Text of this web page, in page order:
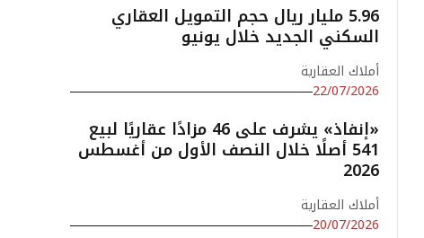
5.96 مليار ريال حجم التمويل العقاري
السكني الجديد خلال يونيو
أملاك العقارية
22/07/2026
«إنفاذ» يشرف على 46 مزادًا عقاريًا لبيع
541 أصلًا خلال النصف الأول من أغسطس
2026
أملاك العقارية
20/07/2026